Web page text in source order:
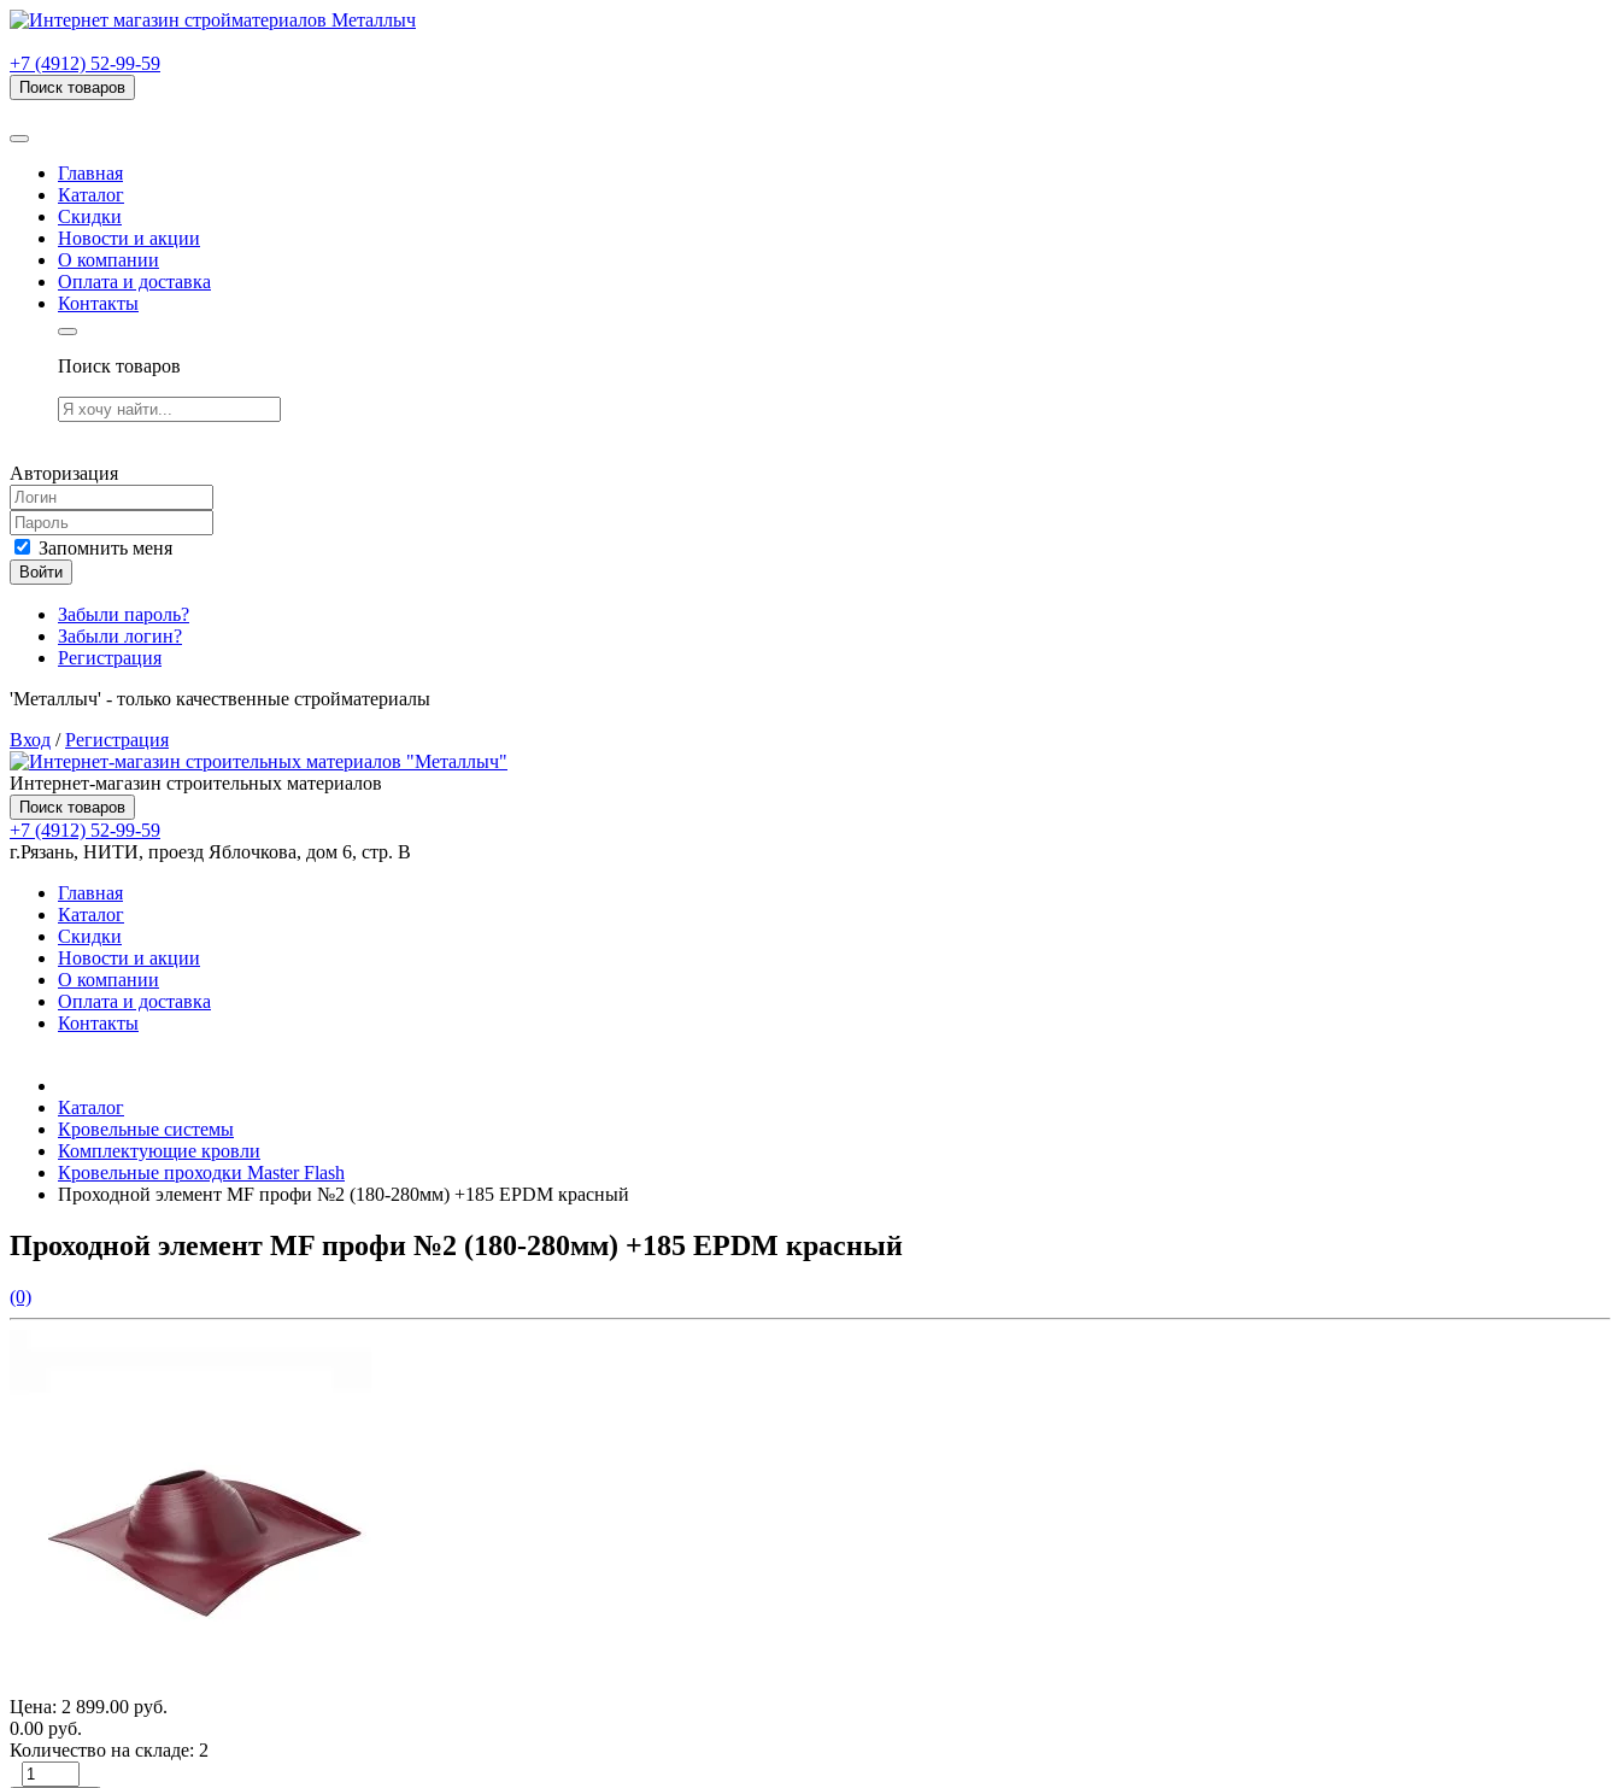
+7 (4912) 52-99-59
Поиск товаров
Главная
Каталог
Скидки
Новости и акции
О компании
Оплата и доставка
Контакты
Поиск товаров
Авторизация
Запомнить меня
Войти
Забыли пароль?
Забыли логин?
Регистрация
'Металлыч' - только качественные стройматериалы
Вход /Регистрация
Интернет-магазин строительных материалов
Поиск товаров
+7 (4912) 52-99-59
г.Рязань, НИТИ, проезд Яблочкова, дом 6, стр. В
Главная
Каталог
Скидки
Новости и акции
О компании
Оплата и доставка
Контакты
Каталог
Кровельные системы
Комплектующие кровли
Кровельные проходки Master Flash
Проходной элемент MF профи №2 (180-280мм) +185 EPDM красный
Проходной элемент MF профи №2 (180-280мм) +185 EPDM красный
(0)
Цена: 2 899.00 руб.
0.00 руб.
Количество на складе: 2